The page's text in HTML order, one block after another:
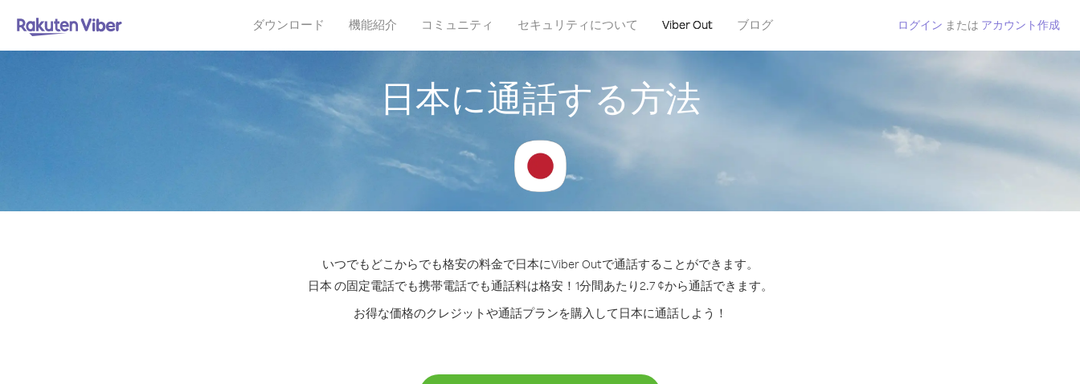
ダウンロード 機能紹介 コミュニティ セキュリティについて Viber Out ブログ ログイン または アカウント作成
日本に通話する方法
いつでもどこからでも格安の料金で日本にViber Outで通話することができます。
日本 の固定電話でも携帯電話でも通話料は格安！1分間あたり2.7 ¢から通話できます。
お得な価格のクレジットや通話プランを購入して日本に通話しよう！